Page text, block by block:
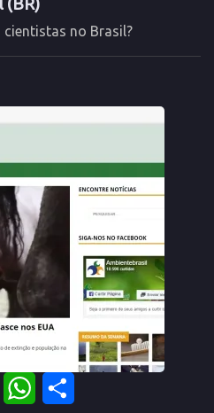
cientistas no Brasil?
MessengerWhatsApp